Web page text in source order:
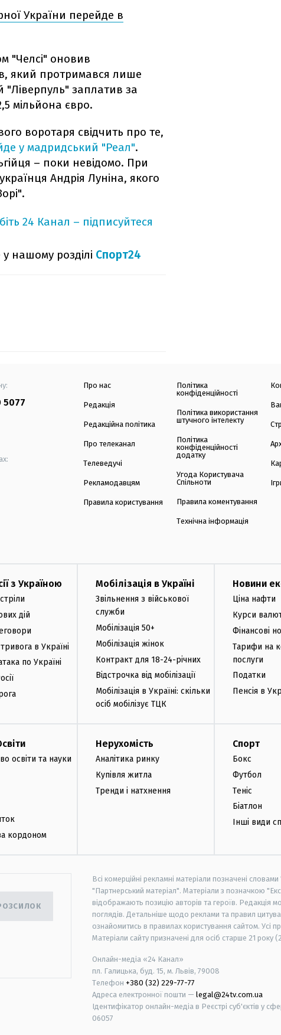
України перейде в
"Челсі" оновив
який протримався лише
"Ліверпуль" заплатив за
мільйона євро.
воротаря свідчить про те,
у мадридський "Реал".
– поки невідомо. При
Андрія Луніна, якого
24 Канал – підписуйтеся
нашому розділі Спорт24
5077
Про нас
Редакція
Редакційна політика
Про телеканал
Телеведучі
Рекламодавцям
Правила користування
Політика
конфіденційності
Політика використання
штучного інтелекту
Політика
конфіденційності
додатку
Угода Користувача
Спільноти
Правила коментування
Технічна інформація
з Україною
дій
в Україні
по Україні
Мобілізація в Україні
Звільнення з військової
служби
Мобілізація 50+
Мобілізація жінок
Контракт для 18-24-річних
Відстрочка від мобілізації
Мобілізація в Україні: скільки
осіб мобілізує ТЦК
Новини
Ціна нафти
Курси
Фінансові
Тарифи на
послуги
Податки
Пенсія в
освіти та науки
кордоном
Нерухомість
Аналітика ринку
Купівля житла
Тренди і натхнення
Спорт
Бокс
Футбол
Теніс
Біатлон
Інші види
Всі комерційні рекламні матеріали позначені
"Партнерський матеріал". Матеріали з позначкою
відображають позицію авторів та героїв. Редакція
поглядів. Детальніше щодо реклами та правил
ознайомитись в правилах користування сайтом. Усі
Матеріали сайту призначені для осіб старше 21 року
Онлайн-медіа «24 Канал»
пл. Галицька, буд. 15, м. Львів, 79008
Телефон +380 (32) 229-77-77
Адреса електронної пошти — legal@24tv.com.ua
Ідентифікатор онлайн-медіа в Реєстрі суб'єктів у
06057